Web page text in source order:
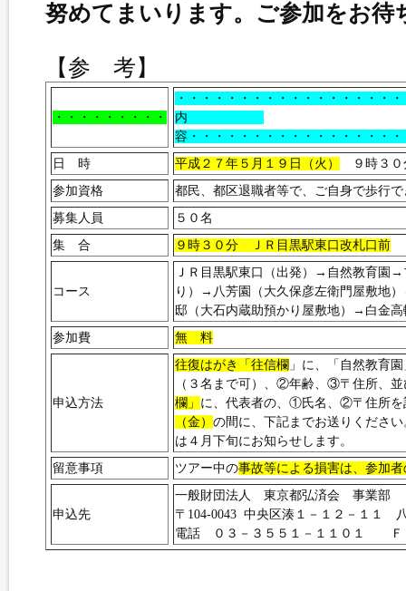
努めてまいります。ご参加をお待
【参 考】
・・・・・・・・・
・・・・・・・・・・・・・・・・・
内
容・・・・・・・・・・・・・・・・
日 時
平成２７年５月１９日（火）
９時３０
参加資格
都民、都区退職者等で、ご自身で歩行
募集人員
５０名
集 合
９時３０分 ＪＲ目黒駅東口改札口前
コース
ＪＲ目黒駅東口（出発）→自然教育園
り）→八芳園（大久保彦左衛門屋敷地
邸（大石内蔵助預かり屋敷地）→白金高
参加費
無 料
申込方法
往復はがき「往信欄 」に、「自然教育
（３名まで可）、②年齢、③〒住所、
欄」 に、代表者の、①氏名、②〒住所を
（金） の間に、下記までお送りくださ
は４月下旬にお知らせします。
留意事項
ツアー中の事故等による損害は、参加
申込先
一般財団法人 東京都弘済会 事業部
〒104-0043 中央区湊１－１２－１１
電話 ０３－３５５１－１１０１ Ｆ